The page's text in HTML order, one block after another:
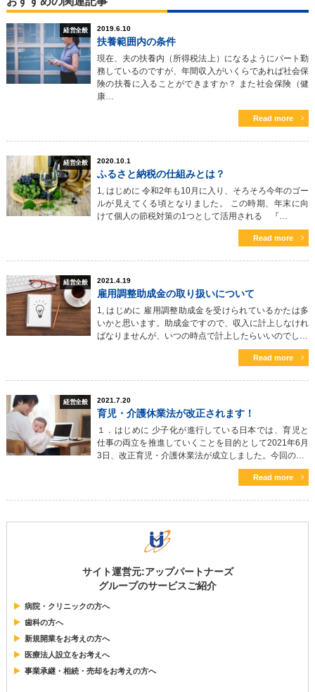
経営全般 2019.6.10
扶養範囲内の条件
現在、夫の扶養内（所得税法上）になるようにパート勤
務しているのですが、年間収入がいくらであれば社会保
険の扶養に入ることができますか？ また社会保険（健
康…
Read more
経営全般 2020.10.1
ふるさと納税の仕組みとは？
1, はじめに 令和2年も10月に入り、そろそろ今年のゴー
ルが見えてくる頃となりました。 この時期、年末に向
けて個人の節税対策の1つとして活用される 『…
Read more
経営全般 2021.4.19
雇用調整助成金の取り扱いについて
1, はじめに 雇用調整助成金を受けられているかたは多
いかと思います。助成金ですので、収入に計上しなけれ
ばなりませんが、いつの時点で計上したらいいのでし…
Read more
経営全般 2021.7.20
育児・介護休業法が改正されます！
１．はじめに 少子化が進行している日本では、育児と
仕事の両立を推進していくことを目的として2021年6月
3日、改正育児・介護休業法が成立しました。今回の…
Read more
サイト運営元:アップパートナーズ
グループのサービスご紹介
病院・クリニックの方へ
歯科の方へ
新規開業をお考えの方へ
医療法人設立をお考えへ
事業承継・相続・売却をお考えの方へ